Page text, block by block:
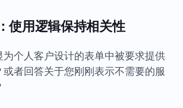
使用逻辑保持相关性
个人客户设计的表单中被要求提供
者回答关于您刚刚表示不需要的服